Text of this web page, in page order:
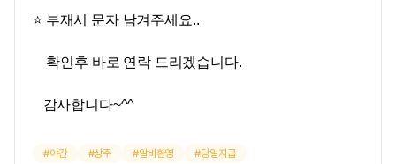
⭐ 부재시 문자 남겨주세요..
확인후 바로 연락 드리겠습니다.
감사합니다~^^
야간 상주 알바환영 당일지급